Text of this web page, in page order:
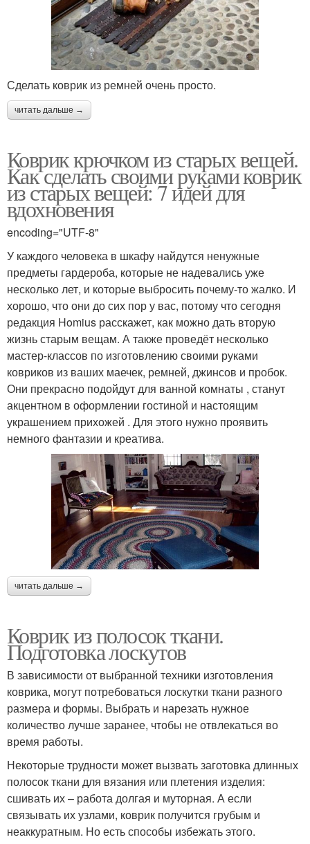
Сделать коврик из ремней очень просто.
читать дальше →
Коврик крючком из старых вещей.
Как сделать своими руками коврик
из старых вещей: 7 идей для
вдохновения
encoding="UTF-8"
У каждого человека в шкафу найдутся ненужные
предметы гардероба, которые не надевались уже
несколько лет, и которые выбросить почему-то жалко. И
хорошо, что они до сих пор у вас, потому что сегодня
редакция Homius расскажет, как можно дать вторую
жизнь старым вещам. А также проведёт несколько
мастер-классов по изготовлению своими руками
ковриков из ваших маечек, ремней, джинсов и пробок.
Они прекрасно подойдут для ванной комнаты , станут
акцентном в оформлении гостиной и настоящим
украшением прихожей . Для этого нужно проявить
немного фантазии и креатива.
читать дальше →
Коврик из полосок ткани.
Подготовка лоскутов
В зависимости от выбранной техники изготовления
коврика, могут потребоваться лоскутки ткани разного
размера и формы. Выбрать и нарезать нужное
количество лучше заранее, чтобы не отвлекаться во
время работы.
Некоторые трудности может вызвать заготовка длинных
полосок ткани для вязания или плетения изделия:
сшивать их – работа долгая и муторная. А если
связывать их узлами, коврик получится грубым и
неаккуратным. Но есть способы избежать этого.